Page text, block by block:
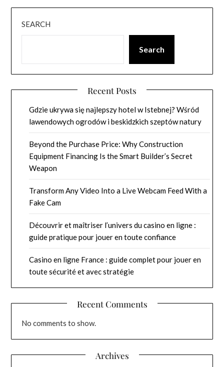
SEARCH
Search
Recent Posts
Gdzie ukrywa się najlepszy hotel w Istebnej? Wśród
lawendowych ogrodów i beskidzkich szeptów natury
Beyond the Purchase Price: Why Construction
Equipment Financing Is the Smart Builder’s Secret
Weapon
Transform Any Video Into a Live Webcam Feed With a
Fake Cam
Découvrir et maîtriser l’univers du casino en ligne :
guide pratique pour jouer en toute confiance
Casino en ligne France : guide complet pour jouer en
toute sécurité et avec stratégie
Recent Comments
No comments to show.
Archives